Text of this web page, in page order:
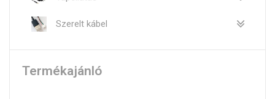
Szerelt kábel
Termékajánló